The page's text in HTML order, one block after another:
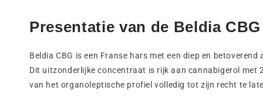
Presentatie van de Beldia CBG
Beldia CBG is een Franse hars met een diep en
Dit uitzonderlijke concentraat is rijk aan cannabigerol met
van het organoleptische profiel volledig tot zijn recht te